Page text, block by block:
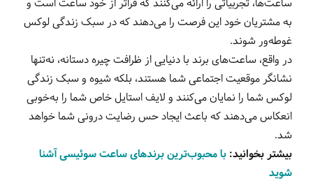
ساعت‌ها، تجربیاتی را ارائه می‌کنند که فراتر از خود ساعت است و
به مشتریان خود این فرصت را می‌دهند که در سبک زندگی لوکس
غوطه‌ور شوند.
در واقع، ساعت‌های برند با دنیایی از ظرافت چیره دستانه، نه‌تنها
نشانگر موقعیت اجتماعی شما هستند، بلکه شیوه و سبک زندگی
لوکس شما را نمایان می‌کنند و لایف استایل خاص شما را به‌خوبی
انعکاس می‌دهند که باعث ایجاد حس رضایت درونی شما خواهد
شد.
بیشتر بخوانید: با محبوب‌ترین برندهای ساعت سوئیسی آشنا
شوید